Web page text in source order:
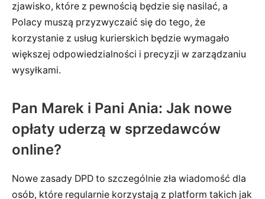
zjawisko, które z pewnością będzie się nasilać, a
Polacy muszą przyzwyczaić się do tego, że
korzystanie z usług kurierskich będzie wymagało
większej odpowiedzialności i precyzji w zarządzaniu
wysyłkami.
Pan Marek i Pani Ania: Jak nowe
opłaty uderzą w sprzedawców
online?
Nowe zasady DPD to szczególnie zła wiadomość dla
osób, które regularnie korzystają z platform takich jak